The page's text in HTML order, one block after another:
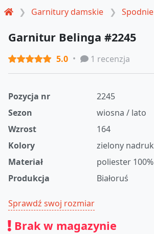
Garnitury damskie Spodnie
Garnitur Belinga #2245
5.0 1 recenzja
Pozycja nr
2245
Sezon
wiosna / lato
Wzrost
164
Kolory
zielony nadruk
Materiał
poliester 100%
Produkcja
Białoruś
Sprawdź swoj rozmiar
Brak w magazynie